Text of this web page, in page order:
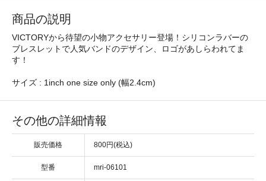
商品の説明
VICTORYから待望の小物アクセサリー登場！シリコンラバーの
ブレスレットで人気バンドのデザイン、ロゴがあしらわれてま
す！
サイズ : 1inch one size only (幅2.4cm)
その他の詳細情報
販売価格 800円(税込)
型番 mri-06101